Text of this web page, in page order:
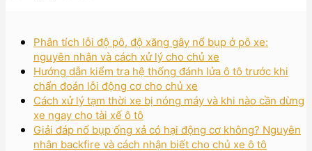
Phân tích lỗi độ pô, độ xăng gây nổ bụp ở pô xe:
nguyên nhân và cách xử lý cho chủ xe
Hướng dẫn kiểm tra hệ thống đánh lửa ô tô trước khi
chẩn đoán lỗi động cơ cho chủ xe
Cách xử lý tạm thời xe bị nóng máy và khi nào cần dừng
xe ngay cho tài xế ô tô
Giải đáp nổ bụp ống xả có hại động cơ không? Nguyên
nhân backfire và cách nhận biết cho chủ xe ô tô